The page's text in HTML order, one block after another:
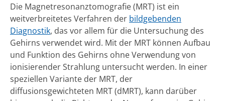
Die Magnetresonanztomografie (MRT) ist ein
weitverbreitetes Verfahren der bildgebenden
Diagnostik, das vor allem für die Untersuchung des
Gehirns verwendet wird. Mit der MRT können Aufbau
und Funktion des Gehirns ohne Verwendung von
ionisierender Strahlung untersucht werden. In einer
speziellen Variante der MRT, der
diffusionsgewichteten MRT (dMRT), kann darüber